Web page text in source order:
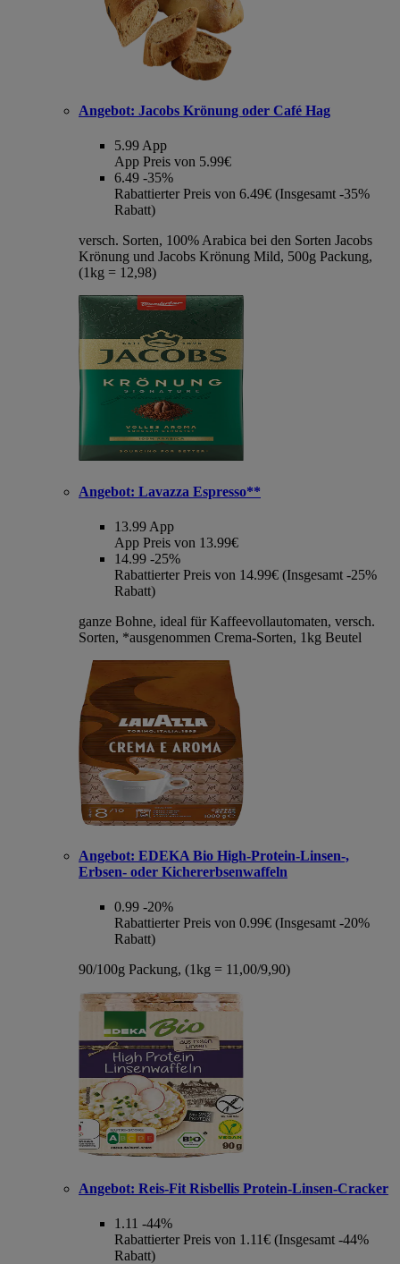
Angebot: Jacobs Krönung oder Café Hag
5.99 App
App Preis von 5.99€
6.49 -35%
Rabattierter Preis von 6.49€ (Insgesamt -35%
Rabatt)
versch. Sorten, 100% Arabica bei den Sorten Jacobs
Krönung und Jacobs Krönung Mild, 500g Packung,
(1kg = 12,98)
Angebot: Lavazza Espresso**
13.99 App
App Preis von 13.99€
14.99 -25%
Rabattierter Preis von 14.99€ (Insgesamt -25%
Rabatt)
ganze Bohne, ideal für Kaffeevollautomaten, versch.
Sorten, *ausgenommen Crema-Sorten, 1kg Beutel
Angebot: EDEKA Bio High-Protein-Linsen-,
Erbsen- oder Kichererbsenwaffeln
0.99 -20%
Rabattierter Preis von 0.99€ (Insgesamt -20%
Rabatt)
90/100g Packung, (1kg = 11,00/9,90)
Angebot: Reis-Fit Risbellis Protein-Linsen-Cracker
1.11 -44%
Rabattierter Preis von 1.11€ (Insgesamt -44%
Rabatt)